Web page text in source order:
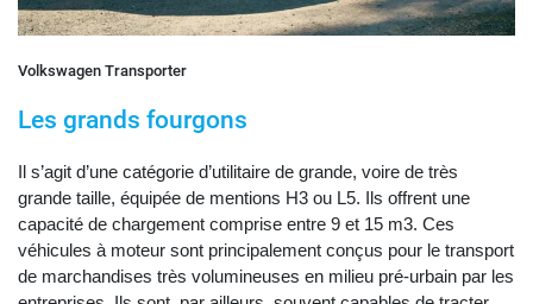
Volkswagen Transporter
Les grands fourgons
Il s’agit d’une catégorie d’utilitaire de grande, voire de très
grande taille, équipée de mentions H3 ou L5. Ils offrent une
capacité de chargement comprise entre 9 et 15 m3. Ces
véhicules à moteur sont principalement conçus pour le transport
de marchandises très volumineuses en milieu pré-urbain par les